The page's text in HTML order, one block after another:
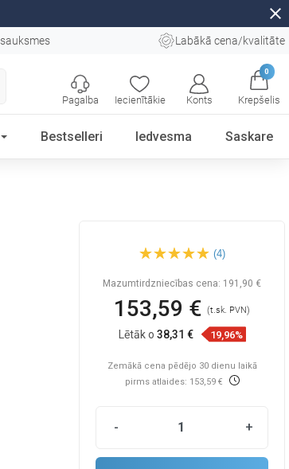
close
Labākā cena/kvalitāte
Iecienītākie Konts
0
Krepšelis
Pagalba
Bestselleri Iedvesma Saskare
komplekts, zelta -(4)
Mazumtirdzniecības cena: 191,90 €
153,59 €(t.sk. PVN)
Lētāk o38,31 € 19,96%
Zemākā cena pēdējo 30 dienu laikā
pirms atlaides: 153,59 €
- +